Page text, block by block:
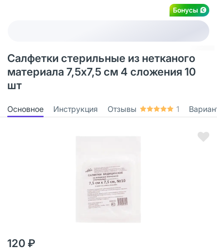
Бонусы
Салфетки стерильные из нетканого
материала 7,5х7,5 см 4 сложения 10
шт
Основное Инструкция Отзывы 1
120 ₽